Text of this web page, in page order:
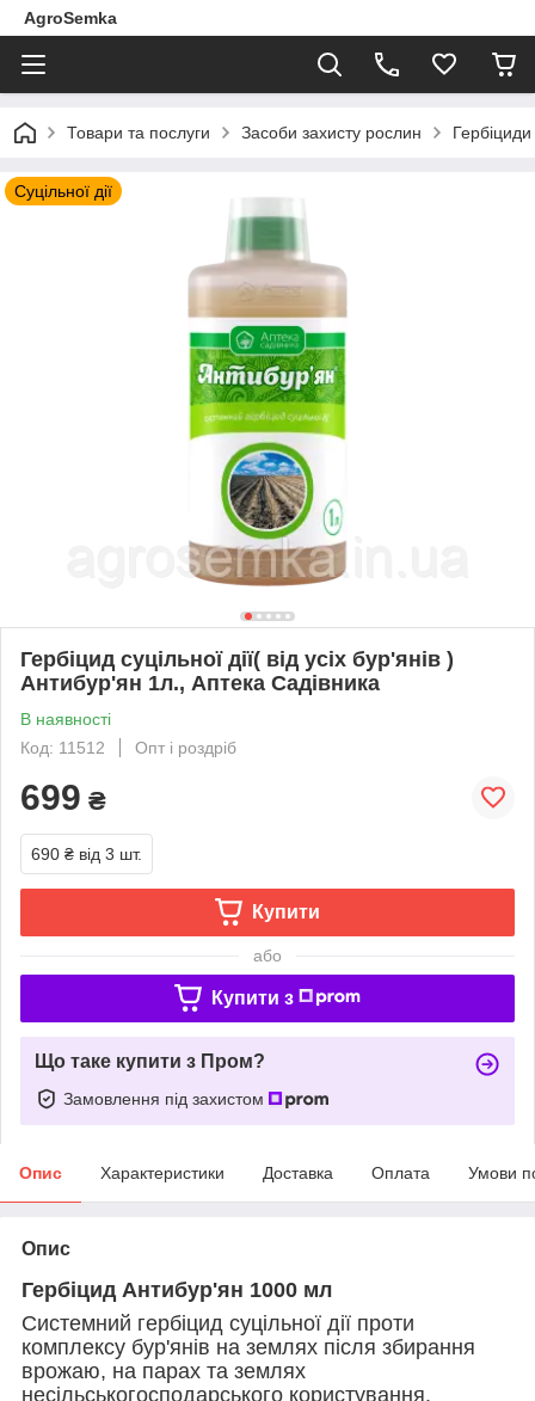
AgroSemka
Товари та послуги Засоби захисту рослин Гербіциди
Суцільної дії
Гербіцид суцільної дії( від усіх бур'янів )
Антибур'ян 1л., Аптека Садівника
В наявності
Код: 11512
Опт і роздріб
699 ₴
690 ₴ від 3 шт.
Купити
або
Купити з
Що таке купити з Пром?
Замовлення під захистом
Опис Характеристики Доставка Оплата Умови
Опис
Гербіцид Антибур'ян 1000 мл
Системний гербіцид суцільної дії проти
комплексу бур'янів на землях після збирання
врожаю, на парах та землях
несільськогосподарського користування.